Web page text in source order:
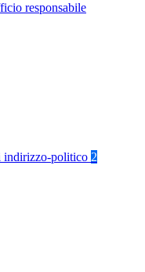
responsabile
indirizzo-politico 2